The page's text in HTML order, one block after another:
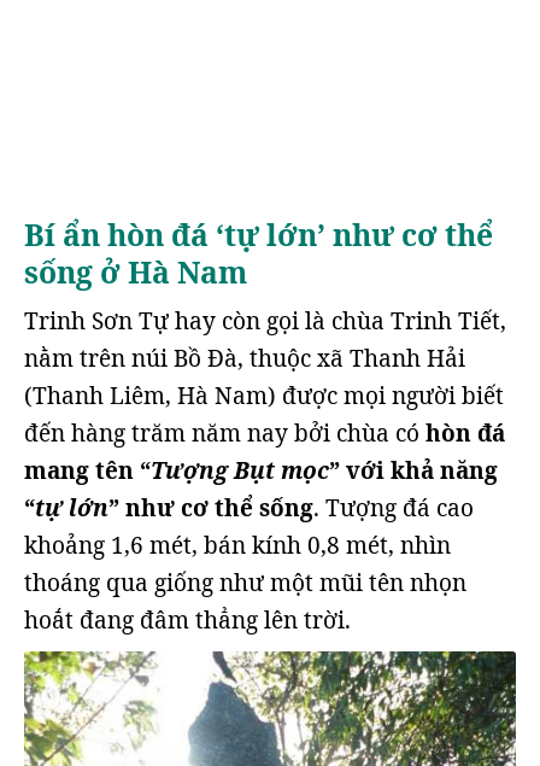
Bí ẩn hòn đá ‘tự lớn’ như cơ thể
sống ở Hà Nam
Trinh Sơn Tự hay còn gọi là chùa Trinh Tiết,
nằm trên núi Bồ Đà, thuộc xã Thanh Hải
(Thanh Liêm, Hà Nam) được mọi người biết
đến hàng trăm năm nay bởi chùa có hòn đá
mang tên “Tượng Bụt mọc” với khả năng
“tự lớn” như cơ thể sống. Tượng đá cao
khoảng 1,6 mét, bán kính 0,8 mét, nhìn
thoáng qua giống như một mũi tên nhọn
hoắt đang đâm thẳng lên trời.